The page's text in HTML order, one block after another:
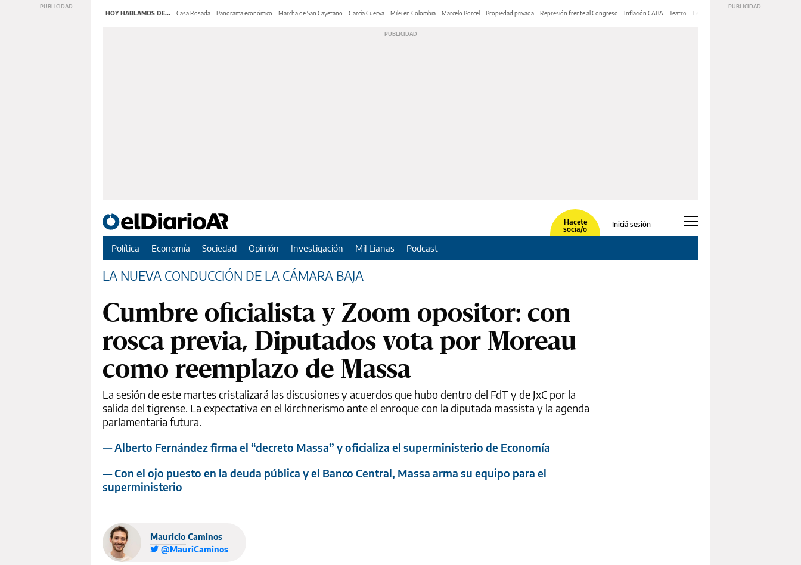
HOY HABLAMOS DE... Casa Rosada Panorama económico Marcha de San Cayetano García Cuerva Milei en Colombia Marcelo Porcel Propiedad privada Represión frente al Congreso Inflación CABA Teatro Feria de Editores
Hacete
socia/o
Iniciá sesión
Política Economía Sociedad Opinión Investigación Mil Lianas Podcast
LA NUEVA CONDUCCIÓN DE LA CÁMARA BAJA
Cumbre oficialista y Zoom opositor: con
rosca previa, Diputados vota por Moreau
como reemplazo de Massa
La sesión de este martes cristalizará las discusiones y acuerdos que hubo dentro del FdT y de JxC por la
salida del tigrense. La expectativa en el kirchnerismo ante el enroque con la diputada massista y la agenda
parlamentaria futura.
— Alberto Fernández firma el “decreto Massa” y oficializa el superministerio de Economía
— Con el ojo puesto en la deuda pública y el Banco Central, Massa arma su equipo para el
superministerio
Mauricio Caminos
@MauriCaminos